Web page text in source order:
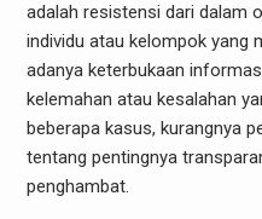
adalah resistensi dari dalam
individu atau kelompok yang
adanya keterbukaan
kelemahan atau kesalahan
beberapa kasus, kurangnya
tentang pentingnya
penghambat.